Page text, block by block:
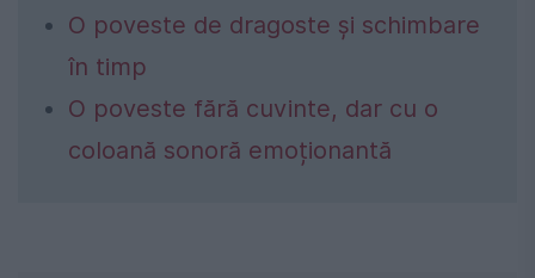
O poveste de dragoste și schimbare
în timp
O poveste fără cuvinte, dar cu o
coloană sonoră emoționantă